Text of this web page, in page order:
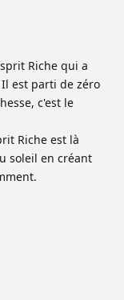
Riche qui a
est parti de zéro
c'est le
Riche est là
soleil en créant